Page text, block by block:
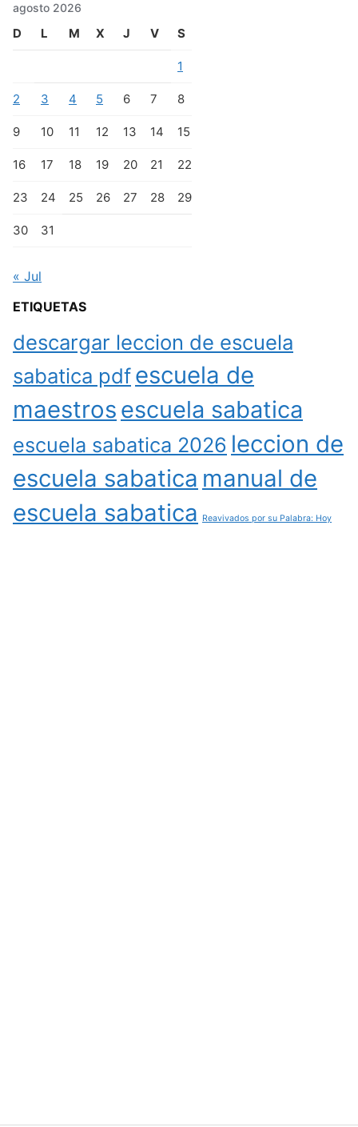
agosto 2026
D L M X J V S
1
2 3 4 5 6 7 8
9 10 11 12 13 14 15
16 17 18 19 20 21 22
23 24 25 26 27 28 29
30 31
« Jul
ETIQUETAS
descargar leccion de escuela
sabatica pdfescuela de
maestros escuela sabatica
escuela sabatica 2026 leccion de
escuela sabatica manual de
escuela sabatica
Reavivados por su Palabra: Hoy